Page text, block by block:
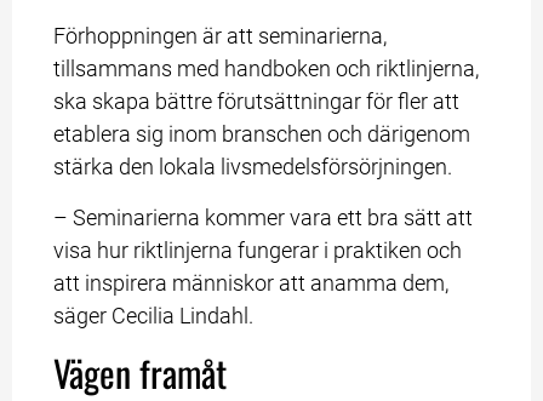
Förhoppningen är att seminarierna,
tillsammans med handboken och riktlinjerna,
ska skapa bättre förutsättningar för fler att
etablera sig inom branschen och därigenom
stärka den lokala livsmedelsförsörjningen.
– Seminarierna kommer vara ett bra sätt att
visa hur riktlinjerna fungerar i praktiken och
att inspirera människor att anamma dem,
säger Cecilia Lindahl.
Vägen framåt